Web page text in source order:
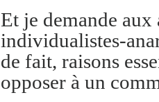
Et je demande
individualistes-
de fait, raisons
opposer à un